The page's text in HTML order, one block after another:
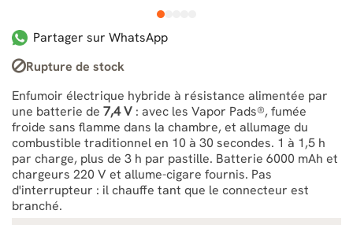
1
Partager sur WhatsApp
Rupture de stock
Enfumoir électrique hybride à résistance alimentée par
une batterie de 7,4 V : avec les Vapor Pads®, fumée
froide sans flamme dans la chambre, et allumage du
combustible traditionnel en 10 à 30 secondes. 1 à 1,5 h
par charge, plus de 3 h par pastille. Batterie 6000 mAh et
chargeurs 220 V et allume-cigare fournis. Pas
d'interrupteur : il chauffe tant que le connecteur est
branché.